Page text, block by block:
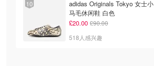
adidas Originals Tokyo 女士小
马毛休闲鞋 白色
£20.00 £90.00
518人感兴趣